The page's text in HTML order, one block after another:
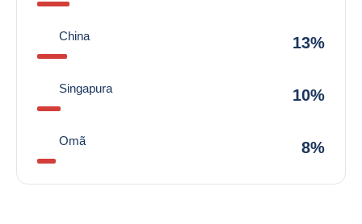
China 13%
Singapura 10%
Omã 8%